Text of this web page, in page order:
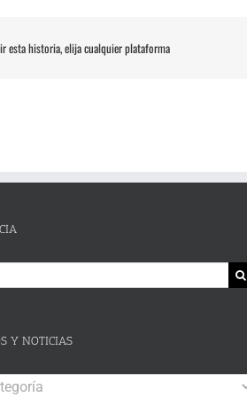
esta historia, elija cualquier plataforma
Y NOTICIAS